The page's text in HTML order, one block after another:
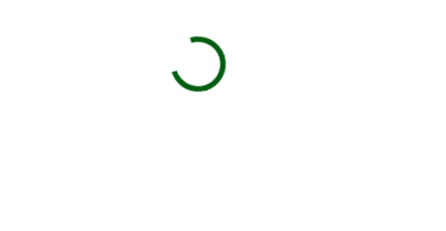
Termovízna kamera Liemke